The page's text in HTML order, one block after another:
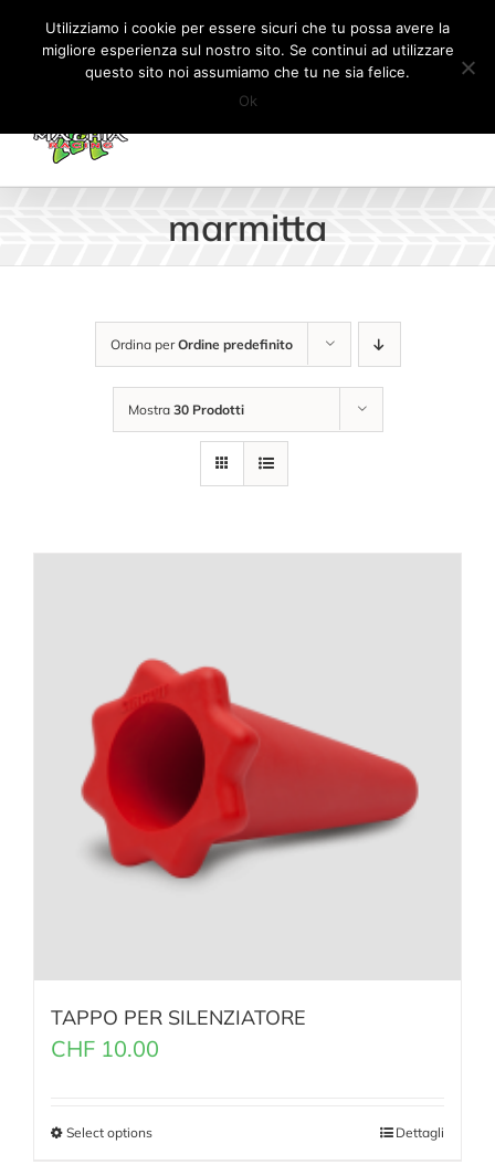
Salta
contenuto
Il mio account CARRELLO
marmitta
Ordina perOrdine predefinito
Mostra 30 Prodotti
TAPPO PER SILENZIATORE
CHF 10.00
Select options Dettagli
Utilizziamo i cookie per essere sicuri che tu possa avere la
migliore esperienza sul nostro sito. Se continui ad utilizzare
questo sito noi assumiamo che tu ne sia felice.
Ok